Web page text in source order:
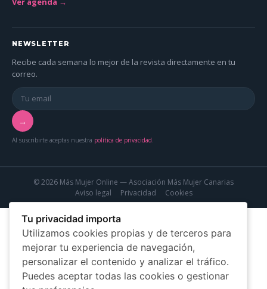
NEWSLETTER
Recibe cada semana lo mejor de la revista directamente en tu
correo.
→
Al suscribirte aceptas nuestra política de privacidad.
© 2026 Más Mujer Online — Asociación Más Mujer Canarias
Aviso legal
Privacidad Cookies
Tu privacidad importa
Utilizamos cookies propias y de terceros para
mejorar tu experiencia de navegación,
personalizar el contenido y analizar el tráfico.
Puedes aceptar todas las cookies o gestionar